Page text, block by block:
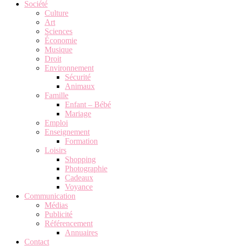
Société
Culture
Art
Sciences
Économie
Musique
Droit
Environnement
Sécurité
Animaux
Famille
Enfant – Bébé
Mariage
Emploi
Enseignement
Formation
Loisirs
Shopping
Photographie
Cadeaux
Voyance
Communication
Médias
Publicité
Référencement
Annuaires
Contact